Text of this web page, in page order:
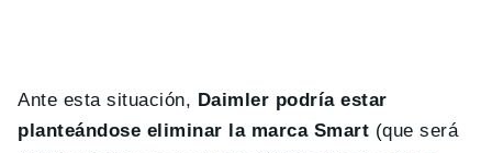
Ante esta situación, Daimler podría estar
planteándose eliminar la marca Smart (que será